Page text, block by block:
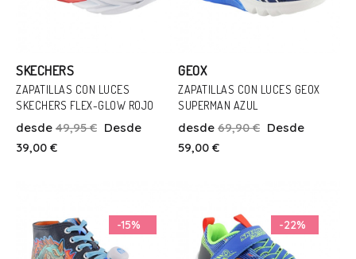
SKECHERS
ZAPATILLAS CON LUCES
SKECHERS FLEX-GLOW ROJO
desde 49,95 € Desde
39,00 €
GEOX
ZAPATILLAS CON LUCES GEOX
SUPERMAN AZUL
desde 69,90 € Desde
59,00 €
-15% -22%